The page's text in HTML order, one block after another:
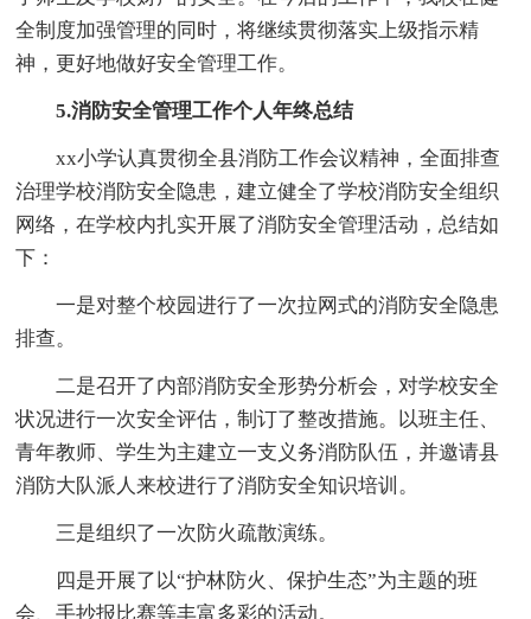
全制度加强管理的同时，将继续贯彻落实上级指示精
神，更好地做好安全管理工作。
5.消防安全管理工作个人年终总结
xx小学认真贯彻全县消防工作会议精神，全面排查
治理学校消防安全隐患，建立健全了学校消防安全组织
网络，在学校内扎实开展了消防安全管理活动，总结如
下：
一是对整个校园进行了一次拉网式的消防安全隐患
排查。
二是召开了内部消防安全形势分析会，对学校安全
状况进行一次安全评估，制订了整改措施。以班主任、
青年教师、学生为主建立一支义务消防队伍，并邀请县
消防大队派人来校进行了消防安全知识培训。
三是组织了一次防火疏散演练。
四是开展了以“护林防火、保护生态”为主题的班
会、手抄报比赛等丰富多彩的活动。